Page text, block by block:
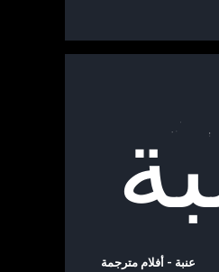
عنبة - أفلام مترجمة